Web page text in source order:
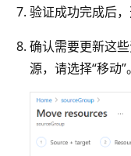
验证成功完成后，
确认需要更新这
源，请选择“移动”。